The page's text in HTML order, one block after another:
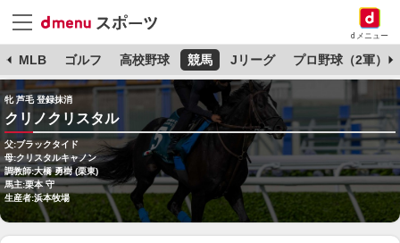
dメニュー
MLB ゴルフ 高校野球 競馬 Jリーグ プロ野球（2軍）
牝 芦毛 登録抹消
クリノクリスタル
父:ブラックタイド
母:クリスタルキャノン
調教師:大橋 勇樹 (栗東)
馬主:栗本 守
生産者:浜本牧場